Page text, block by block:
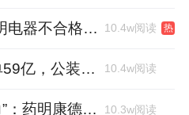
重庆抽检44批次照明电器不合格，木林森全资子公司被点名 10.4w阅读 热
金螳螂二季度新签单59亿，公装业务贡献逾八成 10.4w阅读
从“市梦率”到“硬实力”：药明康德如何用业绩填平2021年估值鸿沟？ 10.3w阅读